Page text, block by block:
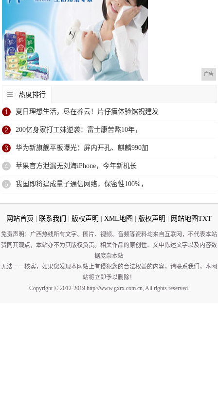
广告
热度排行
1 夏日理想生活，尽在养云！片仔癀体验馆祝建发
2 200亿身家打工妹逆袭：富士康苦熬10年，
3 华为新旗舰平板曝光：屏内开孔、麒麟990加
4 苹果官方泄漏无刘海iPhone，今年新机长
5 我国即将建成量子通信网络，保密性100%，
网站首页 联系我们 版权声明 XML地图 版权声明 网站地图TXT
免责声明：广西热线所有文字、图片、视频、音频等资料均来自互联网，不代表本站
赞同其观点，本站亦不为其版权负责。相关作品的原创性、文中陈述文字以及内容数
据庞杂本站
无法一一核实，如果您发现本网站上有侵犯您的合法权益的内容，请联系我们，本网
站将立即予以删除！
Copyright © 2012-2019 http://www.gxrx.com.cn, All rights reserved.